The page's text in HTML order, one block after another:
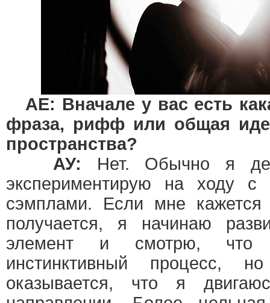
AE: Вначале у вас есть
фраза, рифф или общая
пространства?
АУ: Нет. Обычно я
экспериментирую на ходу
сэмплами. Если мне кажется
получается, я начинаю
элемент и смотрю,
инстинктивный процесс,
оказывается, что я